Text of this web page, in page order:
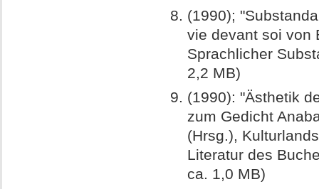
(1990);
vie devant soi von
Sprachlicher
2,2 MB)
(1990): "Ästhetik
zum Gedicht
(Hrsg.),
Literatur des
ca. 1,0 MB)